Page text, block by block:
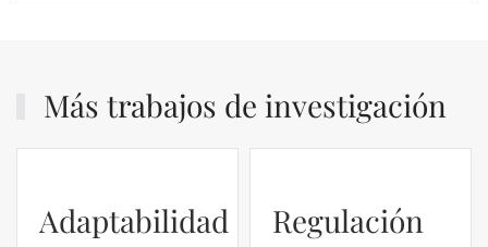
Más trabajos de investigación
Adaptabilidad
Regulación